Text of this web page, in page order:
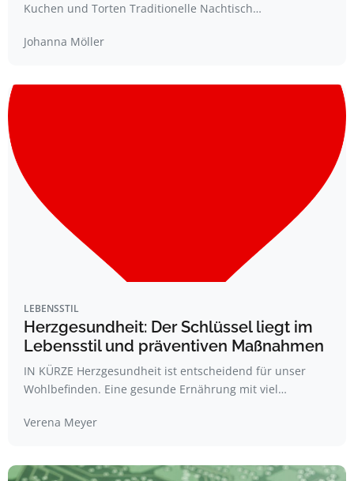
Kuchen und Torten Traditionelle Nachtisch…
Johanna Möller
LEBENSSTIL
Herzgesundheit: Der Schlüssel liegt im
Lebensstil und präventiven Maßnahmen
IN KÜRZE Herzgesundheit ist entscheidend für unser
Wohlbefinden. Eine gesunde Ernährung mit viel…
Verena Meyer